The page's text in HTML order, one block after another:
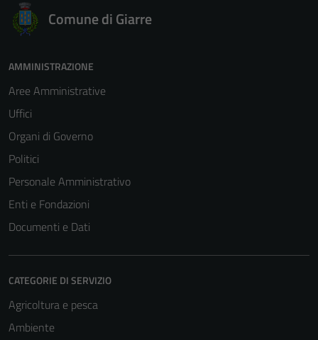
Comune di Giarre
AMMINISTRAZIONE
Aree Amministrative
Uffici
Organi di Governo
Politici
Personale Amministrativo
Enti e Fondazioni
Documenti e Dati
CATEGORIE DI SERVIZIO
Agricoltura e pesca
Ambiente